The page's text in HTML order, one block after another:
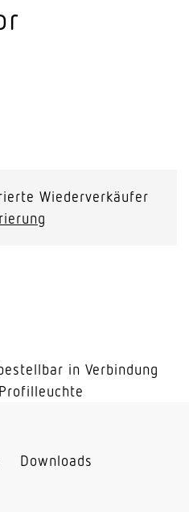
Wiederverkäufer
in Verbindung
Downloads